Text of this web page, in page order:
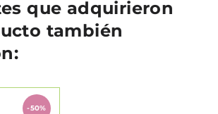
que adquirieron
también
-50%